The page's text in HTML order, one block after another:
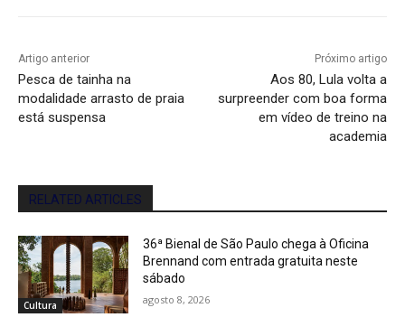
Artigo anterior
Pesca de tainha na
modalidade arrasto de praia
está suspensa
Próximo artigo
Aos 80, Lula volta a
surpreender com boa forma
em vídeo de treino na
academia
RELATED ARTICLES
Cultura
36ª Bienal de São Paulo chega à Oficina
Brennand com entrada gratuita neste
sábado
agosto 8, 2026